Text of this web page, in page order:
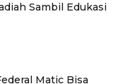
Sambil Edukasi
Matic Bisa